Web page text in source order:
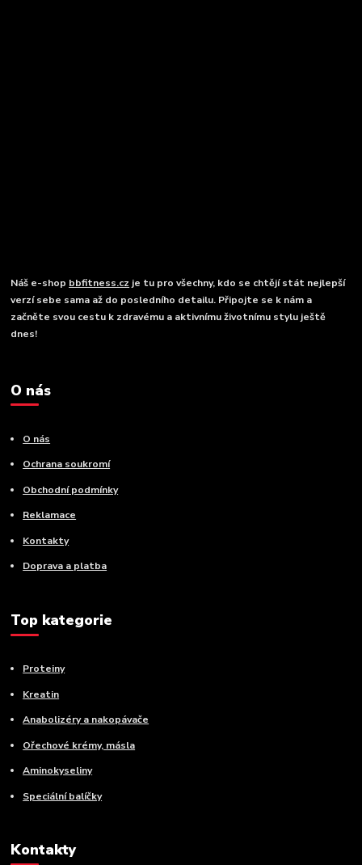
Náš e-shop bbfitness.cz je tu pro všechny, kdo se chtějí stát nejlepší
verzí sebe sama až do posledního detailu. Připojte se k nám a
začněte svou cestu k zdravému a aktivnímu životnímu stylu ještě
dnes!
O nás
O nás
Ochrana soukromí
Obchodní podmínky
Reklamace
Kontakty
Doprava a platba
Top kategorie
Proteiny
Kreatin
Anabolizéry a nakopávače
Ořechové krémy, másla
Aminokyseliny
Speciální balíčky
Kontakty